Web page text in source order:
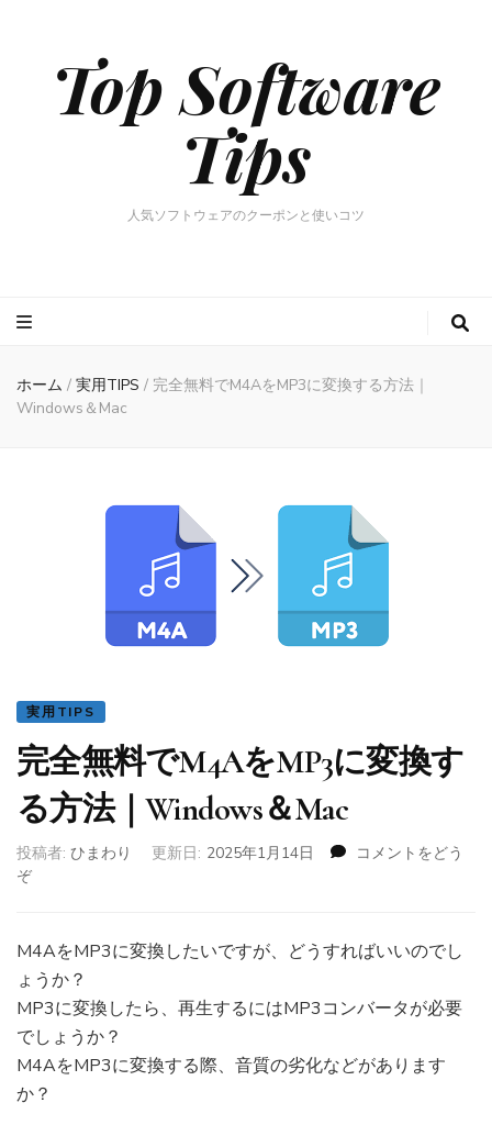
Top Software
Tips
人気ソフトウェアのクーポンと使いコツ
ホーム / 実用TIPS / 完全無料でM4AをMP3に変換する方法｜
Windows＆Mac
実用TIPS
完全無料でM4AをMP3に変換す
る方法｜Windows＆Mac
投稿者: ひまわり 更新日: 2025年1月14日
コメントをどう
ぞ
料
で
M4A
を
MP3
に
変
換
M4AをMP3に変換したいですが、どうすればいいのでし
ょうか？
MP3に変換したら、再生するにはMP3コンバータが必要
でしょうか？
M4AをMP3に変換する際、音質の劣化などがあります
か？